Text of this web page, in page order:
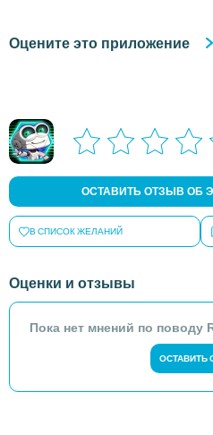
Оцените это приложение
ОСТАВИТЬ ОТЗЫВ ОБ
В СПИСОК ЖЕЛАНИЙ
Оценки и отзывы
Пока нет мнений по поводу
ОСТАВИТЬ